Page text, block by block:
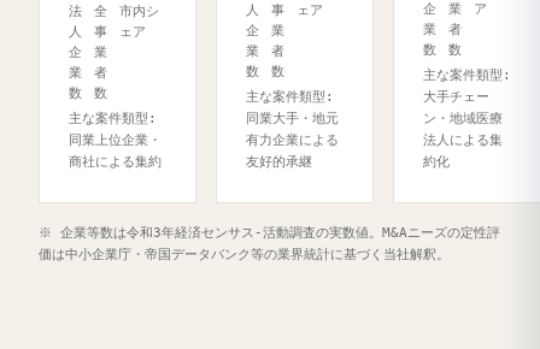
法
人
企
業
数
全
事
業
者
数
市内シ
ェア
主な案件類型:
同業上位企業・
商社による集約
人
企
業
数
事
業
者
数
ェア
主な案件類型:
同業大手・地元
有力企業による
友好的承継
企
業
数
業
者
数
ア
主な案件類型:
大手チェー
ン・地域医療
法人による集
約化
※ 企業等数は令和3年経済センサス‐活動調査の実数値。M&Aニーズの定性評
価は中小企業庁・帝国データバンク等の業界統計に基づく当社解釈。